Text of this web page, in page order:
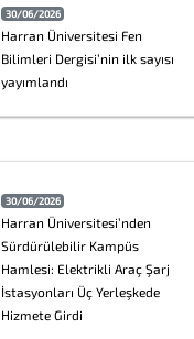
30/06/2026
Harran Üniversitesi Fen
Bilimleri Dergisi’nin ilk sayısı
yayımlandı
30/06/2026
Harran Üniversitesi’nden
Sürdürülebilir Kampüs
Hamlesi: Elektrikli Araç Şarj
İstasyonları Üç Yerleşkede
Hizmete Girdi